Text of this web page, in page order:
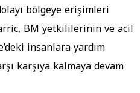
bölgeye erişimleri
BM yetkililerinin ve acil
insanlara yardım
karşıya kalmaya devam